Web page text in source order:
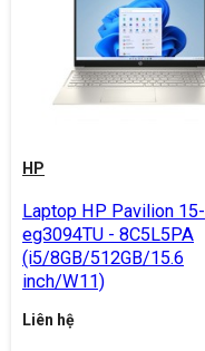
HP
Laptop HP Pavilion 15-
eg3094TU - 8C5L5PA
(i5/8GB/512GB/15.6
inch/W11)
Liên hệ